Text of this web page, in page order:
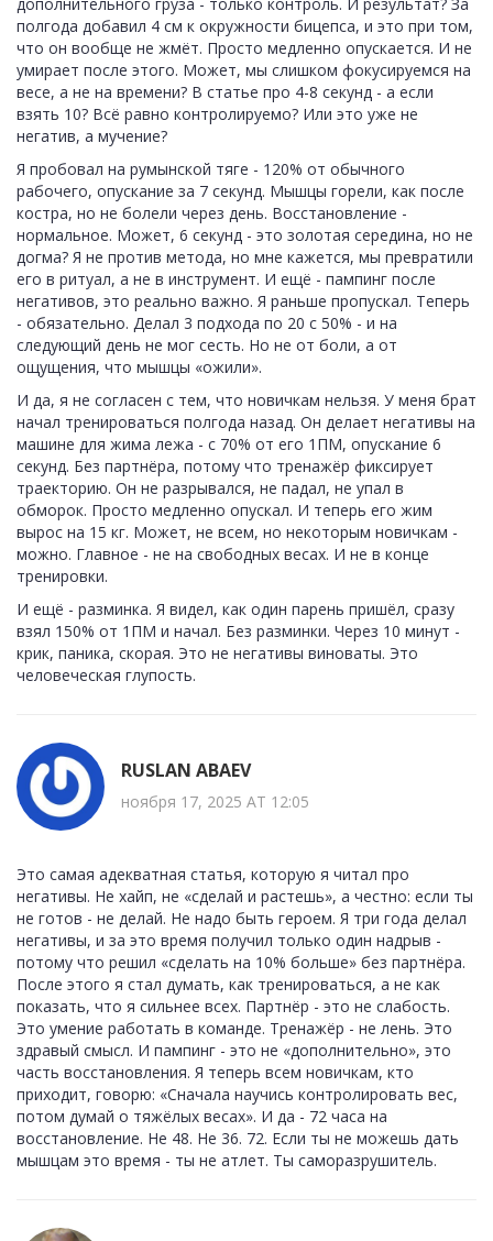
дополнительного груза - только контроль. И результат? За
полгода добавил 4 см к окружности бицепса, и это при том,
что он вообще не жмёт. Просто медленно опускается. И не
умирает после этого. Может, мы слишком фокусируемся на
весе, а не на времени? В статье про 4-8 секунд - а если
взять 10? Всё равно контролируемо? Или это уже не
негатив, а мучение?
Я пробовал на румынской тяге - 120% от обычного
рабочего, опускание за 7 секунд. Мышцы горели, как после
костра, но не болели через день. Восстановление -
нормальное. Может, 6 секунд - это золотая середина, но не
догма? Я не против метода, но мне кажется, мы превратили
его в ритуал, а не в инструмент. И ещё - пампинг после
негативов, это реально важно. Я раньше пропускал. Теперь
- обязательно. Делал 3 подхода по 20 с 50% - и на
следующий день не мог сесть. Но не от боли, а от
ощущения, что мышцы «ожили».
И да, я не согласен с тем, что новичкам нельзя. У меня брат
начал тренироваться полгода назад. Он делает негативы на
машине для жима лежа - с 70% от его 1ПМ, опускание 6
секунд. Без партнёра, потому что тренажёр фиксирует
траекторию. Он не разрывался, не падал, не упал в
обморок. Просто медленно опускал. И теперь его жим
вырос на 15 кг. Может, не всем, но некоторым новичкам -
можно. Главное - не на свободных весах. И не в конце
тренировки.
И ещё - разминка. Я видел, как один парень пришёл, сразу
взял 150% от 1ПМ и начал. Без разминки. Через 10 минут -
крик, паника, скорая. Это не негативы виноваты. Это
человеческая глупость.
RUSLAN ABAEV
ноября 17, 2025 AT 12:05
Это самая адекватная статья, которую я читал про
негативы. Не хайп, не «сделай и растешь», а честно: если ты
не готов - не делай. Не надо быть героем. Я три года делал
негативы, и за это время получил только один надрыв -
потому что решил «сделать на 10% больше» без партнёра.
После этого я стал думать, как тренироваться, а не как
показать, что я сильнее всех. Партнёр - это не слабость.
Это умение работать в команде. Тренажёр - не лень. Это
здравый смысл. И пампинг - это не «дополнительно», это
часть восстановления. Я теперь всем новичкам, кто
приходит, говорю: «Сначала научись контролировать вес,
потом думай о тяжёлых весах». И да - 72 часа на
восстановление. Не 48. Не 36. 72. Если ты не можешь дать
мышцам это время - ты не атлет. Ты саморазрушитель.